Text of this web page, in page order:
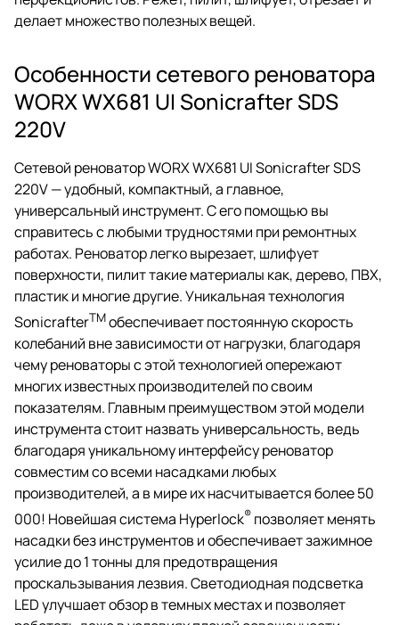
делает множество полезных вещей.
Особенности сетевого реноватора
WORX WX681 UI Sonicrafter SDS
220V
Сетевой реноватор WORX WX681 UI Sonicrafter SDS
220V — удобный, компактный, а главное,
универсальный инструмент. С его помощью вы
справитесь с любыми трудностями при ремонтных
работах. Реноватор легко вырезает, шлифует
поверхности, пилит такие материалы как, дерево, ПВХ,
пластик и многие другие. Уникальная технология
SonicrafterTMобеспечивает постоянную скорость
колебаний вне зависимости от нагрузки, благодаря
чему реноваторы с этой технологией опережают
многих известных производителей по своим
показателям. Главным преимуществом этой модели
инструмента стоит назвать универсальность, ведь
благодаря уникальному интерфейсу реноватор
совместим со всеми насадками любых
производителей, а в мире их насчитывается более 50
000! Новейшая система Hyperlock® позволяет менять
насадки без инструментов и обеспечивает зажимное
усилие до 1 тонны для предотвращения
проскальзывания лезвия. Светодиодная подсветка
LED улучшает обзор в темных местах и позволяет